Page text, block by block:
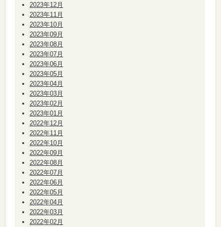
2023年12月
2023年11月
2023年10月
2023年09月
2023年08月
2023年07月
2023年06月
2023年05月
2023年04月
2023年03月
2023年02月
2023年01月
2022年12月
2022年11月
2022年10月
2022年09月
2022年08月
2022年07月
2022年06月
2022年05月
2022年04月
2022年03月
2022年02月